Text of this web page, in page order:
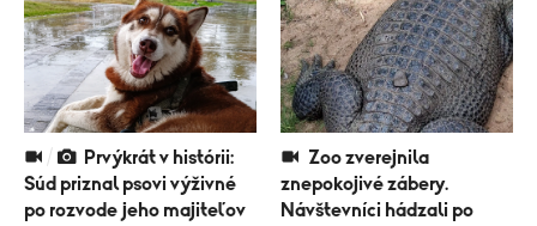
Súd priznal psovi výživné
po rozvode jeho majiteľov
znepokojivé zábery.
Návštevníci hádzali po